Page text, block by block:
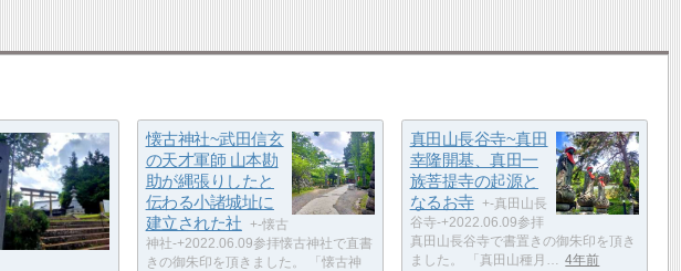
懐古神社~武田信玄
の天才軍師 山本勘
助が縄張りしたと
伝わる小諸城址に
建立された社
+-懐古
神社-+2022.06.09参拝懐古神社で直書
きの御朱印を頂きました。 「懐古神
真田山長谷寺~真田
幸隆開基、真田一
族菩提寺の起源と
なるお寺
+-真田山長
谷寺-+2022.06.09参拝
真田山長谷寺で書置きの御朱印を頂き
ました。 「真田山種月…
4年前